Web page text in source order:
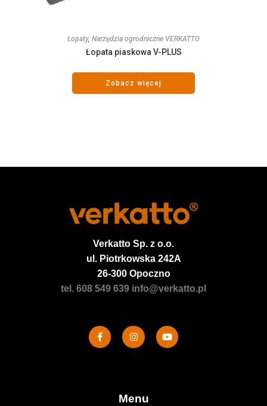
Łopaty, Narzędzia ogrodniczne VERKATTO
Łopata piaskowa V-PLUS
Zobacz więcej
Verkatto Sp. z o.o.
ul. Piotrkowska 242A
26-300 Opoczno
tel. 608 549 639 info@verkatto.pl
Menu